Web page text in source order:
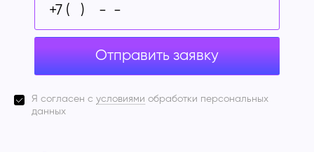
Отправить заявку
Я согласен с условиями обработки персональных
данных